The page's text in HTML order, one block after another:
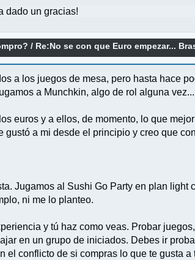
dado un gracias!
/ Re:No se con que Euro empezar...
a los juegos de mesa, pero hasta hace
a Munchkin, algo de rol alguna vez...
euros y a ellos, de momento, lo que
a mi desde el principio y creo que
Jugamos al Sushi Go Party en plan
ni me lo planteo.
y tú haz como veas. Probar
en un grupo de iniciados. Debes ir
el conflicto de si compras lo que te gusta